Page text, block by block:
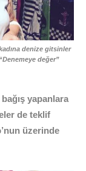
denize gitsinler
değer”
yapanlara
de teklif
üzerinde